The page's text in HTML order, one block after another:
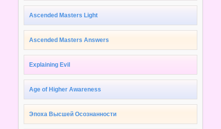
Ascended Masters Light
Ascended Masters Answers
Explaining Evil
Age of Higher Awareness
Эпоха Высшей Осознанности